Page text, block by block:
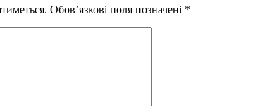
Обов’язкові поля позначені *